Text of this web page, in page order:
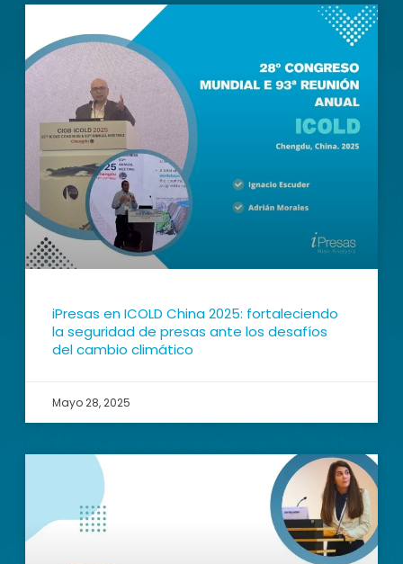
iPresas en ICOLD China 2025: fortaleciendo
la seguridad de presas ante los desafíos
del cambio climático
Mayo 28, 2025